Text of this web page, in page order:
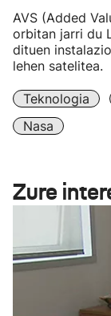
AVS (Added
orbitan jarri du
dituen
lehen satelitea.
Teknologia
Nasa
Zure